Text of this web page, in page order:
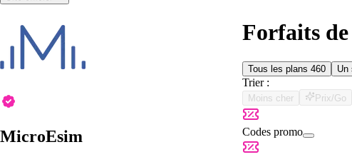
MicroEsim
Forfaits
Tous les plans 460 Un
Trier :
Moins cher Prix/Go
Codes promo